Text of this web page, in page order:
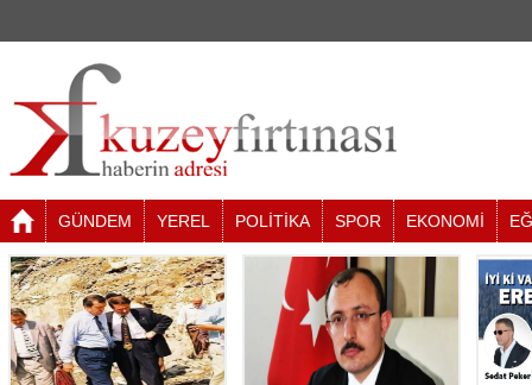
GÜNDEM YEREL POLİTİKA SPOR EKONOMİ